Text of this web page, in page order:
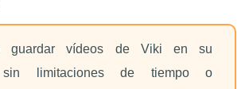
guardar vídeos de Viki en su
sin limitaciones de tiempo o